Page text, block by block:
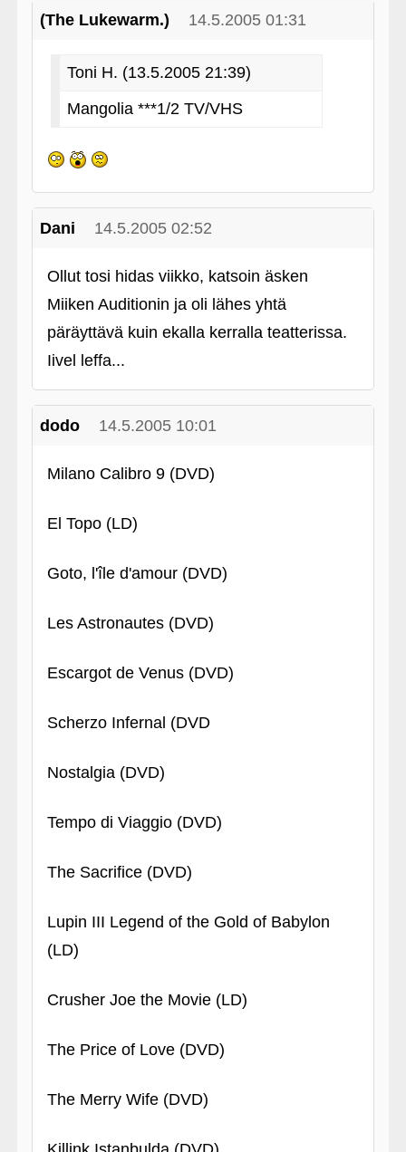
(The Lukewarm.) 14.5.2005 01:31
Toni H. (13.5.2005 21:39)
Mangolia ***1/2 TV/VHS
Dani 14.5.2005 02:52
Ollut tosi hidas viikko, katsoin äsken
Miiken Auditionin ja oli lähes yhtä
päräyttävä kuin ekalla kerralla teatterissa.
Iivel leffa...
dodo 14.5.2005 10:01
Milano Calibro 9 (DVD)
El Topo (LD)
Goto, l'île d'amour (DVD)
Les Astronautes (DVD)
Escargot de Venus (DVD)
Scherzo Infernal (DVD
Nostalgia (DVD)
Tempo di Viaggio (DVD)
The Sacrifice (DVD)
Lupin III Legend of the Gold of Babylon
(LD)
Crusher Joe the Movie (LD)
The Price of Love (DVD)
The Merry Wife (DVD)